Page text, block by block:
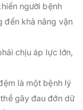
người bệnh
đến khả năng vận
chịu áp lực lớn,
là một bệnh lý
gây đau đớn dữ